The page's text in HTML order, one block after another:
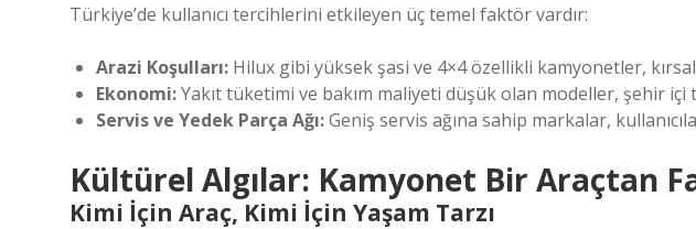
Türkiye’de kullanıcı tercihlerini etkileyen üç temel faktör vardır:
Arazi Koşulları: Hilux gibi yüksek şasi ve 4×4 özellikli kamyonetler,
Ekonomi:Yakıt tüketimi ve bakım maliyeti düşük olan modeller, şehir içi
Servis ve Yedek Parça Ağı:Geniş servis ağına sahip markalar,
Kültürel Algılar: Kamyonet Bir Araçtan
Kimi İçin Araç, Kimi İçin Yaşam Tarzı